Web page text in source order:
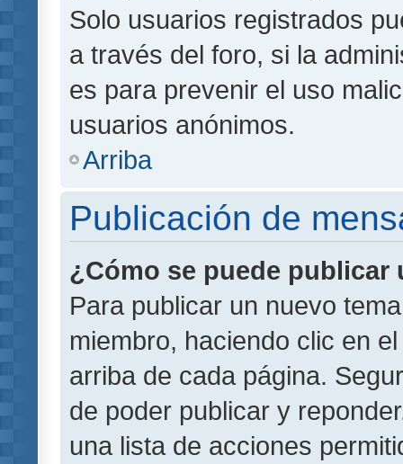
Solo usuarios registrados
a través del foro, si la
es para prevenir el uso
usuarios anónimos.
Arriba
Publicación de
¿Cómo se puede publicar
Para publicar un nuevo
miembro, haciendo clic en
arriba de cada página.
de poder publicar y
una lista de acciones